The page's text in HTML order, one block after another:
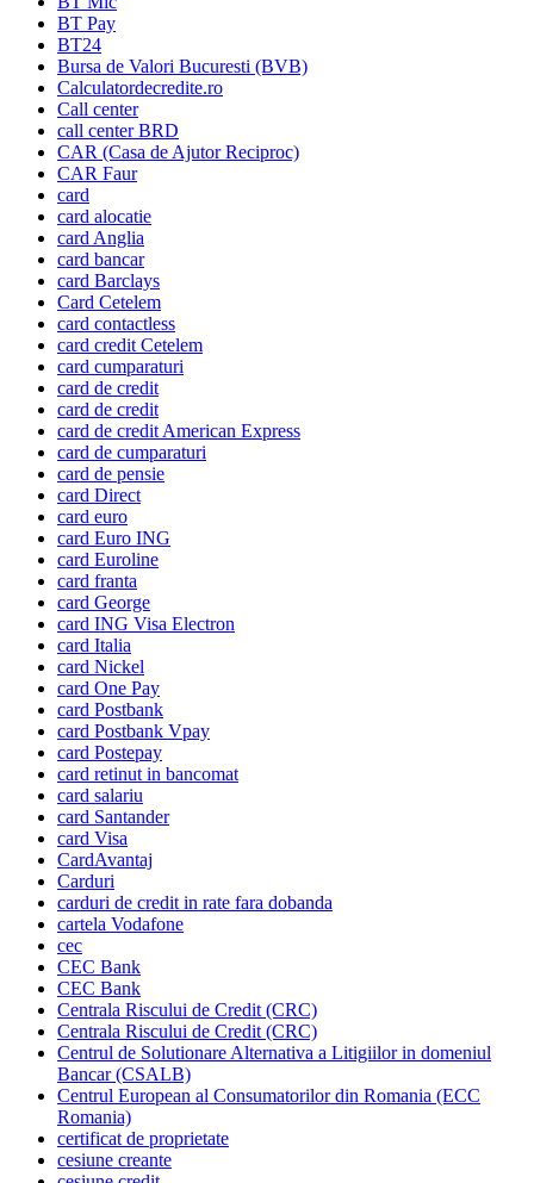
BT Pay
BT24
Bursa de Valori Bucuresti (BVB)
Calculatordecredite.ro
Call center
call center BRD
CAR (Casa de Ajutor Reciproc)
CAR Faur
card
card alocatie
card Anglia
card bancar
card Barclays
Card Cetelem
card contactless
card credit Cetelem
card cumparaturi
card de credit
card de credit
card de credit American Express
card de cumparaturi
card de pensie
card Direct
card euro
card Euro ING
card Euroline
card franta
card George
card ING Visa Electron
card Italia
card Nickel
card One Pay
card Postbank
card Postbank Vpay
card Postepay
card retinut in bancomat
card salariu
card Santander
card Visa
CardAvantaj
Carduri
carduri de credit in rate fara dobanda
cartela Vodafone
cec
CEC Bank
CEC Bank
Centrala Riscului de Credit (CRC)
Centrala Riscului de Credit (CRC)
Centrul de Solutionare Alternativa a Litigiilor in domeniul
Bancar (CSALB)
Centrul European al Consumatorilor din Romania (ECC
Romania)
certificat de proprietate
cesiune creante